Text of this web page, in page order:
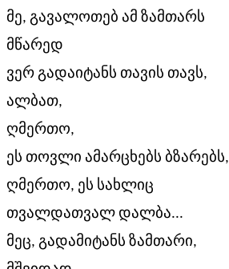
მე, გავალოთებ ამ ზამთარს
მწარედ
ვერ გადაიტანს თავის თავს,
ალბათ,
ღმერთო,
ეს თოვლი ამარცხებს ბზარებს,
ღმერთო, ეს სახლიც
თვალდათვალ დალბა...
მეც, გადამიტანს ზამთარი,